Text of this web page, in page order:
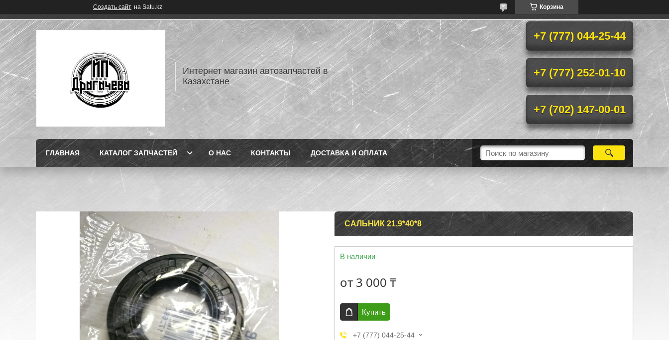
Создать сайт на Satu.kz Корзина
Интернет магазин автозапчастей в
Казахстане
+7 (777) 044-25-44
+7 (777) 252-01-10
+7 (702) 147-00-01
ГЛАВНАЯ КАТАЛОГ ЗАПЧАСТЕЙ О НАС КОНТАКТЫ ДОСТАВКА И ОПЛАТА
САЛЬНИК 21,9*40*8
В наличии
от 3 000 ₸
Купить
+7 (777) 044-25-44